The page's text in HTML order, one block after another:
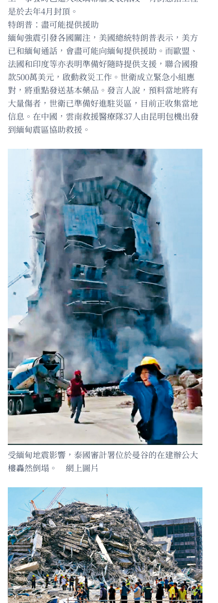
是於去年4月封頂。
特朗普：盡可能提供援助
緬甸強震引發各國關注，美國總統特朗普表示，美方
已和緬甸通話，會盡可能向緬甸提供援助。而歐盟、
法國和印度等亦表明準備好隨時提供支援，聯合國撥
款500萬美元，啟動救災工作。世衛成立緊急小組應
對，將重點發送基本藥品。發言人說，預料當地將有
大量傷者，世衛已準備好進駐災區，目前正收集當地
信息。在中國，雲南救援醫療隊37人由昆明包機出發
到緬甸震區協助救援。
受緬甸地震影響，泰國審計署位於曼谷的在建辦公大
樓轟然倒塌。 網上圖片